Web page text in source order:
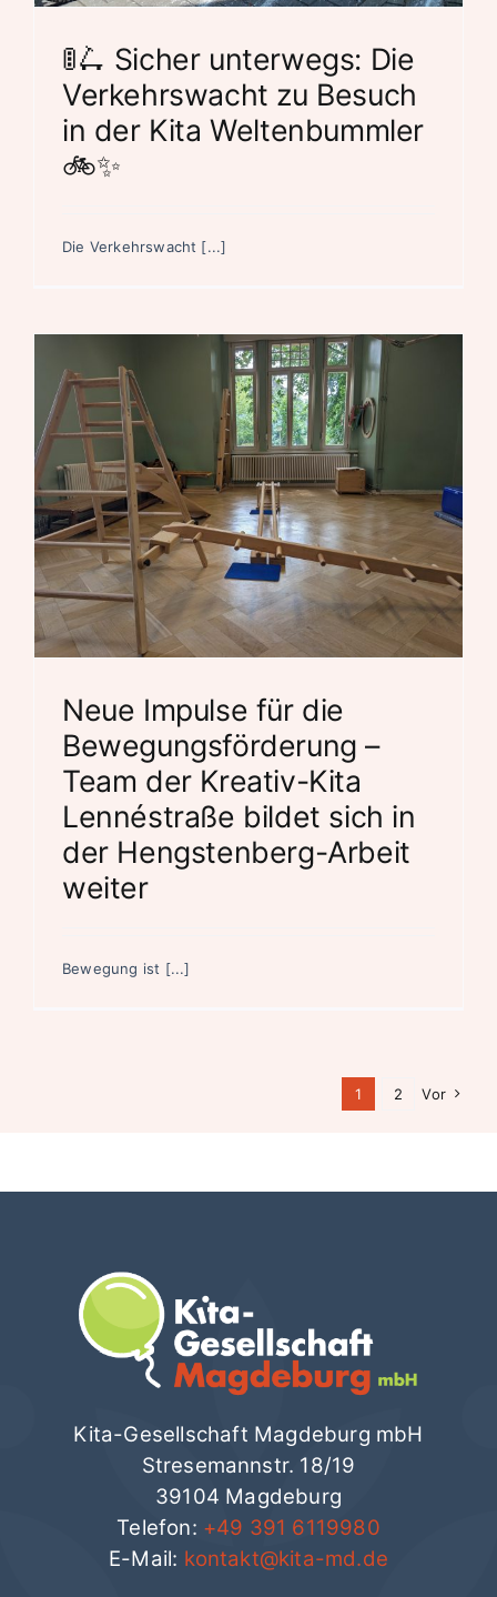
🚦🛴 Sicher unterwegs: Die
Verkehrswacht zu Besuch
in der Kita Weltenbummler
🚲✨
Die Verkehrswacht [...]
Neue Impulse für die
Bewegungsförderung –
Team der Kreativ-Kita
Lennéstraße bildet sich in
der Hengstenberg-Arbeit
weiter
Bewegung ist [...]
1 2 Vor
Kita-Gesellschaft Magdeburg mbH
Stresemannstr. 18/19
39104 Magdeburg
Telefon: +49 391 6119980
E-Mail: kontakt@kita-md.de